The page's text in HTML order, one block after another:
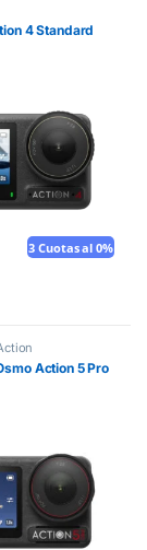
4 Standard
3 Cuotas al 0%
Action 5 Pro